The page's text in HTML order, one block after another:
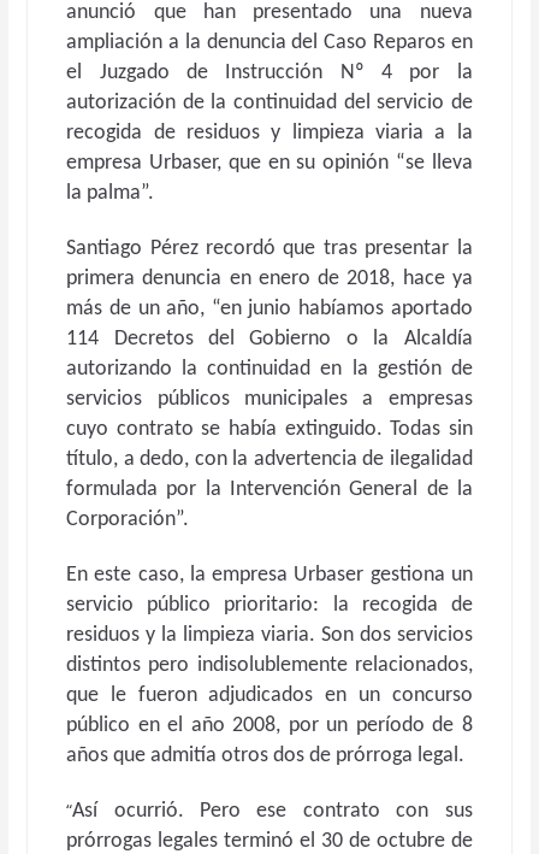
anunció que han presentado una nueva
ampliación a la denuncia del Caso Reparos en
el Juzgado de Instrucción Nº 4 por la
autorización de la continuidad del servicio de
recogida de residuos y limpieza viaria a la
empresa Urbaser, que en su opinión “se lleva
la palma”.
Santiago Pérez recordó que tras presentar la
primera denuncia en enero de 2018, hace ya
más de un año, “en junio habíamos aportado
114 Decretos del Gobierno o la Alcaldía
autorizando la continuidad en la gestión de
servicios públicos municipales a empresas
cuyo contrato se había extinguido. Todas sin
título, a dedo, con la advertencia de ilegalidad
formulada por la Intervención General de la
Corporación”.
En este caso, la empresa Urbaser gestiona un
servicio público prioritario: la recogida de
residuos y la limpieza viaria. Son dos servicios
distintos pero indisolublemente relacionados,
que le fueron adjudicados en un concurso
público en el año 2008, por un período de 8
años que admitía otros dos de prórroga legal.
“Así ocurrió. Pero ese contrato con sus
prórrogas legales terminó el 30 de octubre de